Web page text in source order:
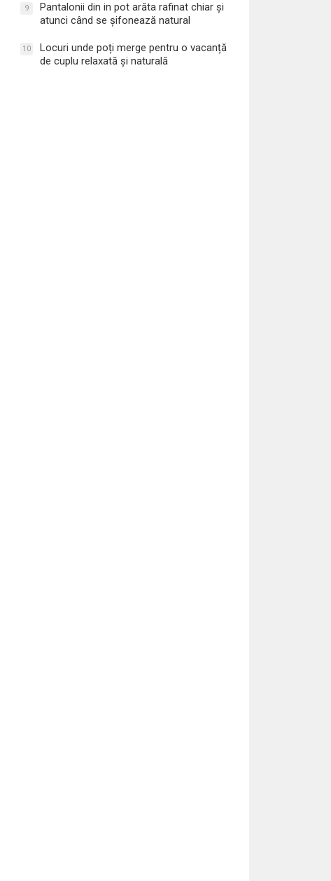
9
Pantalonii din in pot arăta rafinat chiar și
atunci când se șifonează natural
10
Locuri unde poți merge pentru o vacanță
de cuplu relaxată și naturală